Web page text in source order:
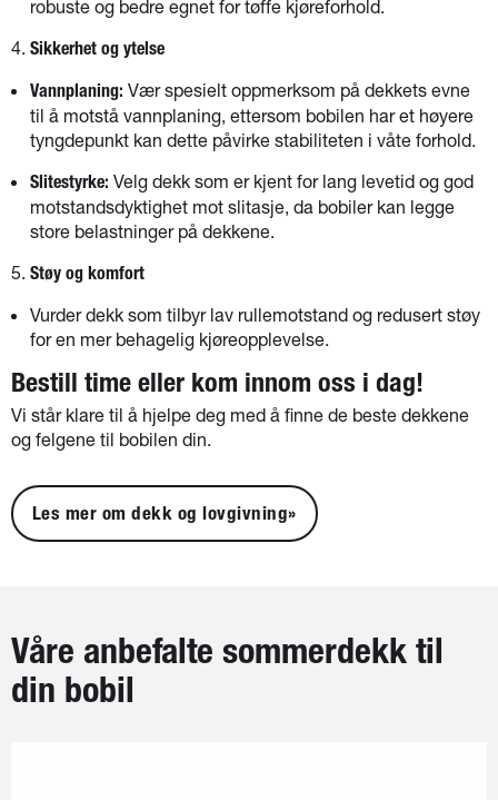
robuste og bedre egnet for tøffe kjøreforhold.
Sikkerhet og ytelse
Vannplaning: Vær spesielt oppmerksom på dekkets evne
til å motstå vannplaning, ettersom bobilen har et høyere
tyngdepunkt kan dette påvirke stabiliteten i våte forhold.
Slitestyrke: Velg dekk som er kjent for lang levetid og god
motstandsdyktighet mot slitasje, da bobiler kan legge
store belastninger på dekkene.
Støy og komfort
Vurder dekk som tilbyr lav rullemotstand og redusert støy
for en mer behagelig kjøreopplevelse.
Bestill time eller kom innom oss i dag!
Vi står klare til å hjelpe deg med å finne de beste dekkene
og felgene til bobilen din.
Les mer om dekk og lovgivning»
Våre anbefalte sommerdekk til
din bobil